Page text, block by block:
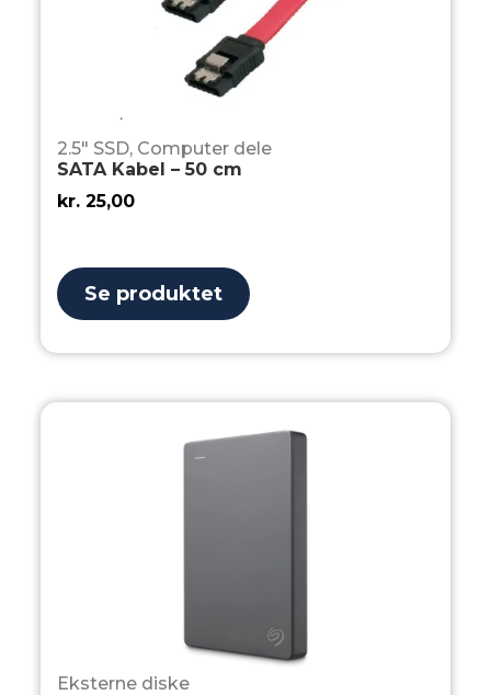
2.5" SSD, Computer dele
SATA Kabel – 50 cm
kr. 25,00
Se produktet
Eksterne diske